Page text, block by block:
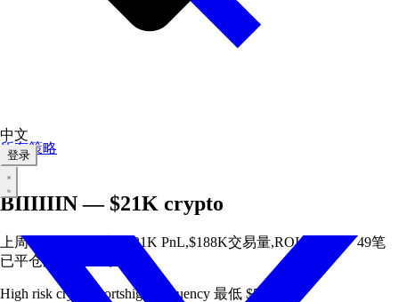
中文
登录
所有策略
₿
BIIIIIIN — $21K crypto
上周+$24K。全时段$21K PnL,$188K交易量,ROI 10.9%。 49笔
已平仓胜率55.1%。
High risk crypto sportshigh-frequency 最低 $50